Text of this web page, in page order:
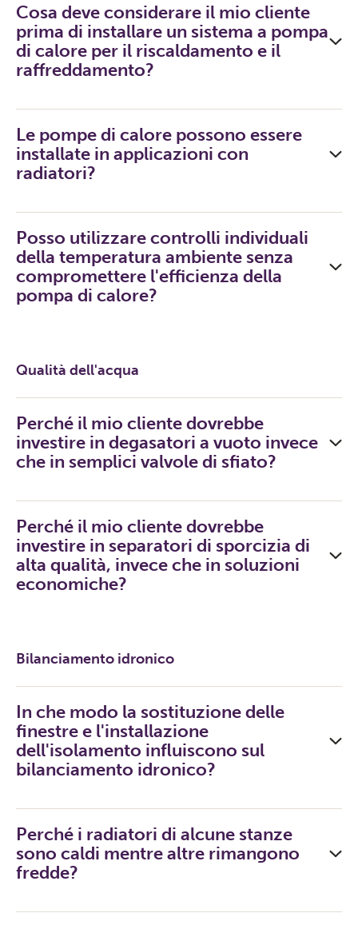
Cosa deve considerare il mio cliente
prima di installare un sistema a pompa
di calore per il riscaldamento e il
raffreddamento?
Le pompe di calore possono essere
installate in applicazioni con
radiatori?
Posso utilizzare controlli individuali
della temperatura ambiente senza
compromettere l'efficienza della
pompa di calore?
Qualità dell'acqua
Perché il mio cliente dovrebbe
investire in degasatori a vuoto invece
che in semplici valvole di sfiato?
Perché il mio cliente dovrebbe
investire in separatori di sporcizia di
alta qualità, invece che in soluzioni
economiche?
Bilanciamento idronico
In che modo la sostituzione delle
finestre e l'installazione
dell'isolamento influiscono sul
bilanciamento idronico?
Perché i radiatori di alcune stanze
sono caldi mentre altre rimangono
fredde?